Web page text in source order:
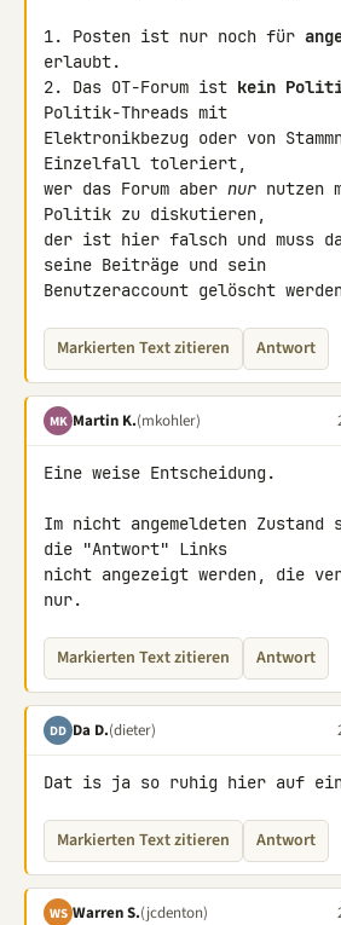
1. Posten ist nur noch für
erlaubt.
2. Das OT-Forum ist kein
Politik-Threads mit
Elektronikbezug oder von
Einzelfall toleriert,
wer das Forum aber nur nutzen
Politik zu diskutieren,
der ist hier falsch und muss
seine Beiträge und sein
Benutzeraccount gelöscht
Markierten Text zitieren Antwort
MK Martin K.(mkohler)
Eine weise Entscheidung.
Im nicht angemeldeten
die "Antwort" Links
nicht angezeigt werden, die
nur.
Markierten Text zitieren Antwort
DD Da D.(dieter)
Dat is ja so ruhig hier auf
Markierten Text zitieren Antwort
WS Warren S.(jcdenton)